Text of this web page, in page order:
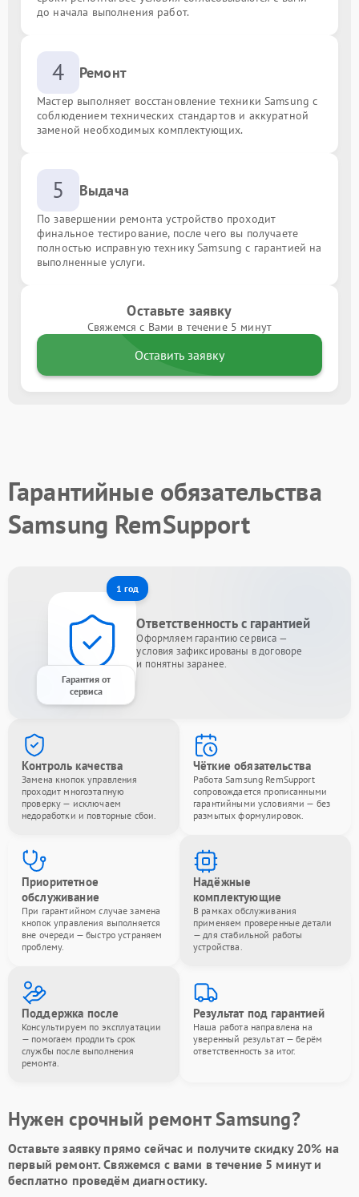
до начала выполнения работ.
4 Ремонт
Мастер выполняет восстановление техники Samsung с
соблюдением технических стандартов и аккуратной
заменой необходимых комплектующих.
5 Выдача
По завершении ремонта устройство проходит
финальное тестирование, после чего вы получаете
полностью исправную технику Samsung с гарантией на
выполненные услуги.
Оставьте заявку
Свяжемся с Вами в течение 5 минут
Оставить заявку
Гарантийные обязательства
Samsung RemSupport
1 год
Гарантия от
сервиса
Ответственность с гарантией
Оформляем гарантию сервиса —
условия зафиксированы в договоре
и понятны заранее.
Контроль качества
Замена кнопок управления
проходит многоэтапную
проверку — исключаем
недоработки и повторные сбои.
Чёткие обязательства
Работа Samsung RemSupport
сопровождается прописанными
гарантийными условиями — без
размытых формулировок.
Приоритетное
обслуживание
При гарантийном случае замена
кнопок управления выполняется
вне очереди — быстро устраняем
проблему.
Надёжные
комплектующие
В рамках обслуживания
применяем проверенные детали
— для стабильной работы
устройства.
Поддержка после
Консультируем по эксплуатации
— помогаем продлить срок
службы после выполнения
ремонта.
Результат под гарантией
Наша работа направлена на
уверенный результат — берём
ответственность за итог.
Нужен срочный ремонт Samsung?
Оставьте заявкупрямо сейчас и получите скидку 20% на
первый ремонт. Свяжемся с вами в течение 5 минут и
бесплатно проведём диагностику.